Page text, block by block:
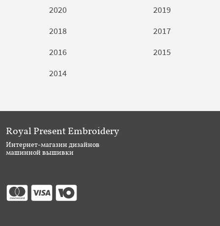
2020
2019
2018
2017
2016
2015
2014
Royal Present Embroidery
Интернет-магазин дизайнов
машинной вышивки